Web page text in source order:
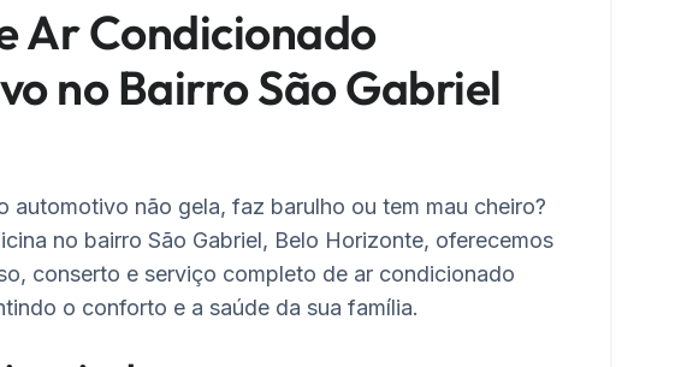
Ar Condicionado
no Bairro São Gabriel
automotivo não gela, faz barulho ou tem mau cheiro?
no bairro São Gabriel, Belo Horizonte, oferecemos
conserto e serviço completo de ar condicionado
o conforto e a saúde da sua família.